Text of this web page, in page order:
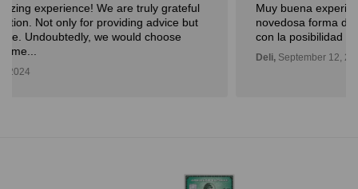
Muy buena experiencia. Diderot es una excelente y
novedosa forma de poder ver, aprender, comprar arte y
con la posibilidad de probarlo. Me fue muy bien!
Deli,